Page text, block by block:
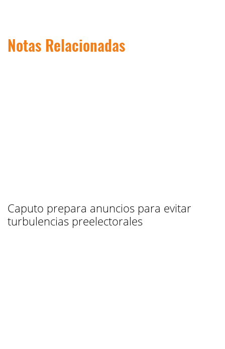
Notas Relacionadas
Caputo prepara anuncios para evitar
turbulencias preelectorales